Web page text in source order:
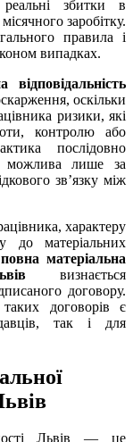
реальні збитки в
заробітку.
правила і
випадках.
відповідальність
оскільки
ризики, які
контролю або
послідовно
можлива лише за
зв’язку між
характеру
до матеріальних
повна матеріальна
визнається
договору.
договорів є
так і для
Львів — це